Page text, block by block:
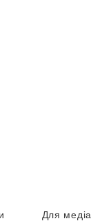
Для медіа